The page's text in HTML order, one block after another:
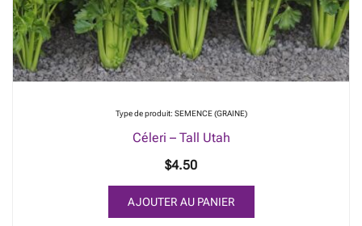
Type de produit: SEMENCE (GRAINE)
Céleri – Tall Utah
$4.50
AJOUTER AU PANIER